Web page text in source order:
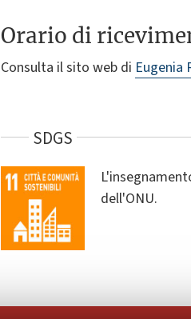
Orario di
Consulta il sito web di Eugenia
SDGS
dell'ONU.